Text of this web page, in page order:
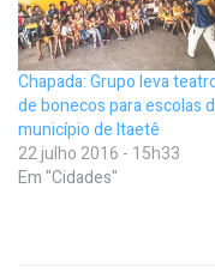
Chapada: Grupo leva
de bonecos para escolas
município de Itaetê
22 julho 2016 - 15h33
Em "Cidades"